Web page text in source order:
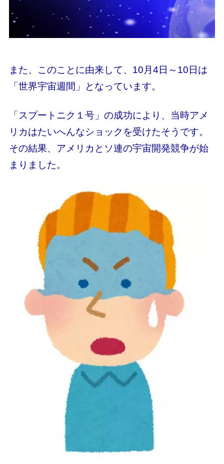
また、このことに由来して、10月4日～10日は
「世界宇宙週間」となっています。
「スプートニク１号」の成功により、当時アメ
リカはたいへんなショックを受けたそうです。
その結果、アメリカとソ連の宇宙開発競争が始
まりました。